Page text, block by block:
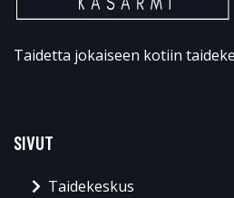
Taidetta jokaiseen kotiin
SIVUT
Taidekeskus